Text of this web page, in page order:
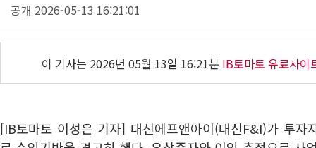
공개 2026-05-13 16:21:01
이 기사는 2026년 05월 13일 16:21분 IB토마토 유료사이
[IB토마토 이성은 기자] 대신에프앤아이(대신F&I)가 투자